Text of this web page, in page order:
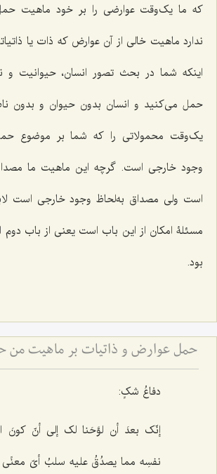
که ما یک‌وقت عوارضی را بر خود ماهیت
ندارد ماهیت خالی از آن عوارض که ذات یا
اینکه شما در بحث تصور انسان، حیوانیت و
حمل می‌کنید و انسان بدون حیوان و بدون
یک‌وقت محمولاتی را که شما بر موضوع
وجود خارجی است. گرچه این ماهیت ما
است ولی مصداق به‌لحاظ وجود خارجی است
مسئلۀ امکان از این باب است یعنی از باب
بود.
دفاعُ شکٍ:
إنّک بعدَ أن لوَّحَنا لک إلى أنّ کونَ
نفسِه مما یصدُقُ علیه سلبُ أیّ معنًى